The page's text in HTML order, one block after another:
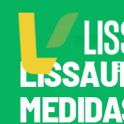
para
conteúdo
Home